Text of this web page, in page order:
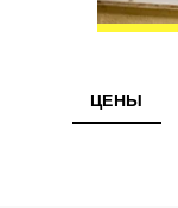
ЦЕНЫ